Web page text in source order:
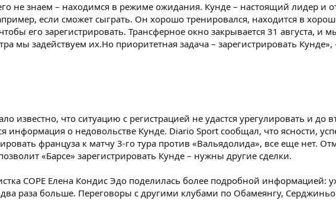
не знаем – находимся в режиме ожидания. Кунде – настоящий лидер и
если сможет сыграть. Он хорошо тренировался, находится в
его зарегистрировать. Трансферное окно закрывается 31 августа,
мы задействуем их.Но приоритетная задача – зарегистрировать Кунде»,
известно, что ситуацию с регистрацией не удастся урегулировать и до
информация о недовольстве Кунде. Diario Sport сообщал, что ясности,
француза к матчу 3-го тура против «Вальядолида», все еще нет.
«Барсе» зарегистрировать Кунде – нужны другие сделки.
COPE Елена Кондис Эдо поделилась более подробной
два раза больше. Переговоры с другими клубами по Обамеянгу,